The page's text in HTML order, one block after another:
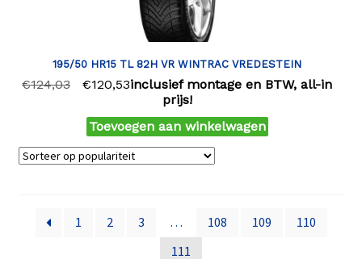
195/50 HR15 TL 82H VR WINTRAC VREDESTEIN
€124,03 €120,53inclusief montage en BTW, all-in
prijs!
Toevoegen aan winkelwagen
1 2 3 … 108 109
110
111